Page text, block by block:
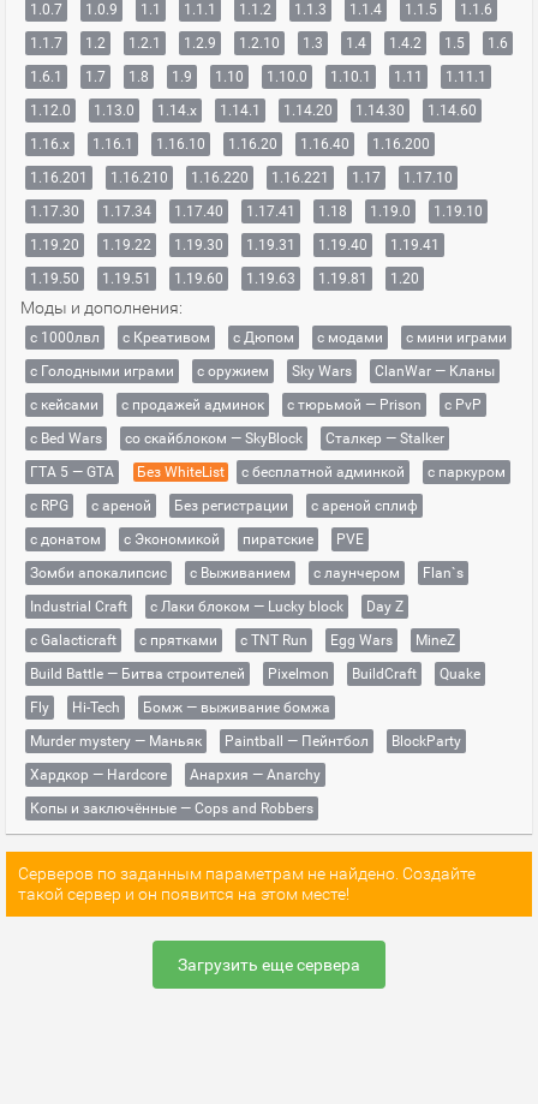
1.0.7
1.0.9 1.1 1.1.1 1.1.2 1.1.3 1.1.4 1.1.5
1.1.6
1.1.7
1.2 1.2.1 1.2.9 1.2.10 1.3 1.4 1.4.2 1.5
1.6
1.6.1
1.7 1.8 1.9 1.10 1.10.0 1.10.1 1.11
1.11.1
1.12.0
1.13.0 1.14.x 1.14.1 1.14.20 1.14.30
1.14.60
1.16.x
1.16.1 1.16.10 1.16.20 1.16.40
1.16.200
1.16.201
1.16.210 1.16.220 1.16.221 1.17
1.17.10
1.17.30
1.17.34 1.17.40 1.17.41 1.18 1.19.0
1.19.10
1.19.20
1.19.22 1.19.30 1.19.31 1.19.40
1.19.41
1.19.50
1.19.51 1.19.60 1.19.63 1.19.81 1.20
Моды и дополнения:
с 1000лвл c Креативом с Дюпом с модами
с мини играми
с Голодными играми
с оружием Sky Wars
ClanWar — Кланы
с кейсами
с продажей админок с тюрьмой — Prison
с PvP
с Bed Wars
со скайблоком — SkyBlock
Сталкер — Stalker
ГТА 5 — GTA
Без WhiteList с бесплатной админкой
с паркуром
с RPG
с ареной Без регистрации
с ареной сплиф
с донатом
с Экономикой пиратские
PVE
Зомби апокалипсис
с Выживанием с лаунчером
Flan`s
Industrial Craft
с Лаки блоком — Lucky block
Day Z
с Galacticraft
с прятками с TNT Run Egg Wars
MineZ
Build Battle — Битва строителей
Pixelmon BuildCraft
Quake
Fly
Hi-Tech
Бомж — выживание бомжа
Murder mystery — Маньяк
Paintball — Пейнтбол
BlockParty
Хардкор — Hardcore
Анархия — Anarchy
Копы и заключённые — Cops and Robbers
Серверов по заданным параметрам не найдено. Создайте
такой сервер и он появится на этом месте!
Загрузить еще сервера